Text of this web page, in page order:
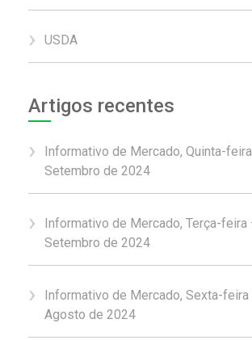
USDA
Artigos recentes
Informativo de Mercado, Quinta-
Setembro de 2024
Informativo de Mercado, Terça-feira
Setembro de 2024
Informativo de Mercado, Sexta-
Agosto de 2024